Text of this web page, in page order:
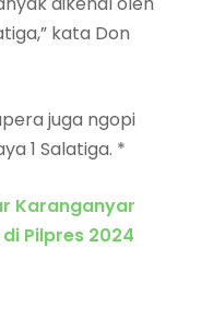
kata Don
juga ngopi
1 Salatiga. *
Karanganyar
Pilpres 2024